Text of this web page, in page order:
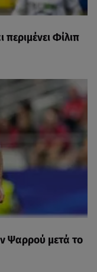
Φίλιπ
Ψαρρού μετά το